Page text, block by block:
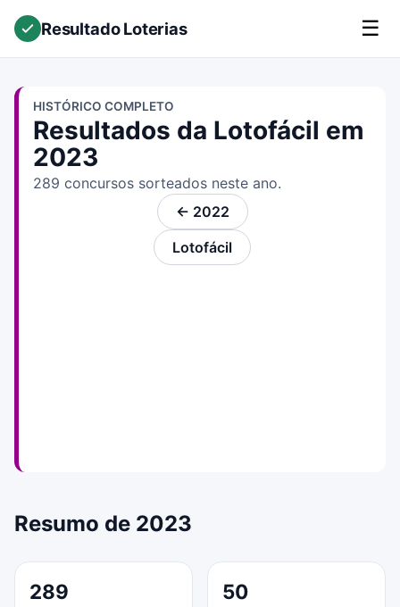
Resultado Loterias ☰
HISTÓRICO COMPLETO
Resultados da Lotofácil em
2023
289 concursos sorteados neste ano.
← 2022
Lotofácil
Resumo de 2023
289 50